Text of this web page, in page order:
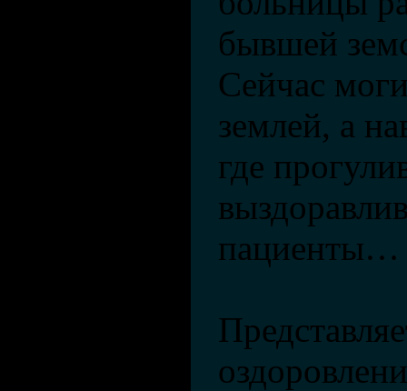
бывшей
Сейчас
землей, а
где
пациенты…